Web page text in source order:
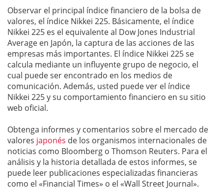
Observar el principal índice financiero de la bolsa de
valores, el índice Nikkei 225. Básicamente, el índice
Nikkei 225 es el equivalente al Dow Jones Industrial
Average en Japón, la captura de las acciones de las
empresas más importantes. El índice Nikkei 225 se
calcula mediante un influyente grupo de negocio, el
cual puede ser encontrado en los medios de
comunicación. Además, usted puede ver el índice
Nikkei 225 y su comportamiento financiero en su sitio
web oficial.
Obtenga informes y comentarios sobre el mercado de
valores japonés de los organismos internacionales de
noticias como Bloomberg o Thomson Reuters. Para el
análisis y la historia detallada de estos informes, se
puede leer publicaciones especializadas financieras
como el «Financial Times» o el «Wall Street Journal».